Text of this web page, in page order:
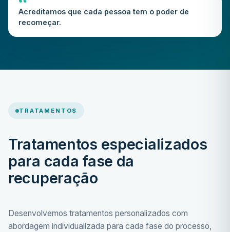
Acreditamos que cada pessoa tem o poder de
recomeçar.
TRATAMENTOS
Tratamentos especializados
para cada fase da
recuperação
Desenvolvemos tratamentos personalizados com
abordagem individualizada para cada fase do processo,